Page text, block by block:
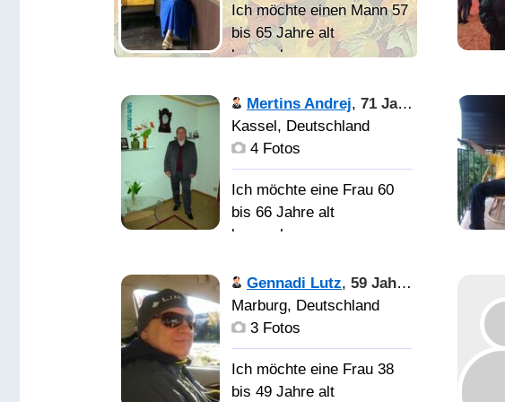
Ich möchte einen Mann 57
bis 65 Jahre alt
kennenlernen
Живу на две
страны: Германия и
Беларусь: в Германии
мой дом.
Mertins Andrej, 71 Jahre alt
Kassel, Deutschland
4 Fotos
Ich möchte eine Frau 60
bis 66 Jahre alt
kennenlernen
Женщину для
знакомства, дружбы и
Gennadi Lutz, 59 Jahre alt
Marburg, Deutschland
3 Fotos
Ich möchte eine Frau 38
bis 49 Jahre alt